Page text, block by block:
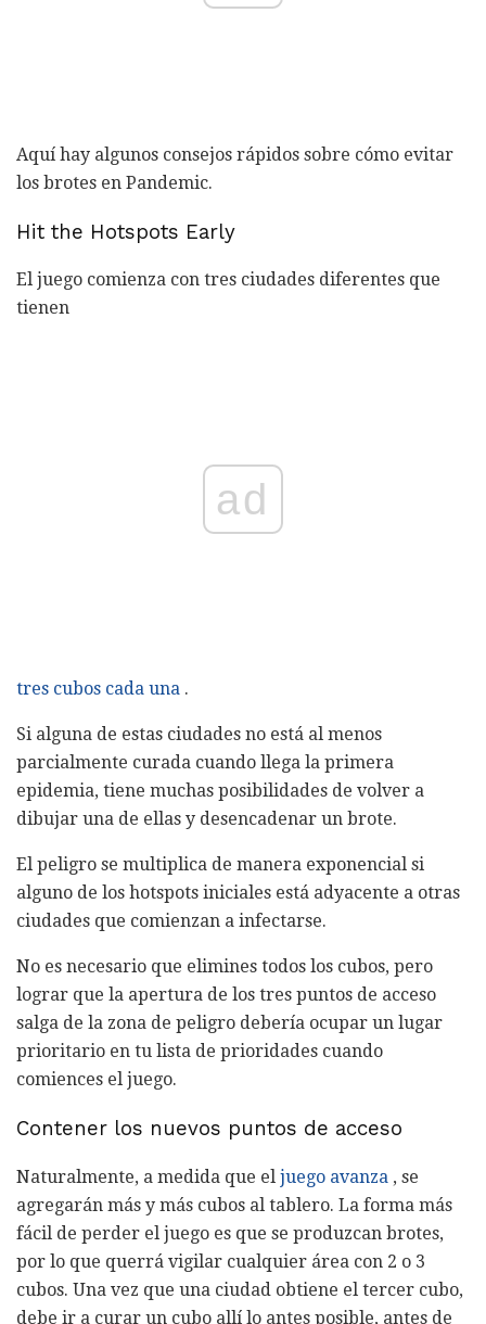
Aquí hay algunos consejos rápidos sobre cómo evitar
los brotes en Pandemic.
Hit the Hotspots Early
El juego comienza con tres ciudades diferentes que
tienen
ad
tres cubos cada una .
Si alguna de estas ciudades no está al menos
parcialmente curada cuando llega la primera
epidemia, tiene muchas posibilidades de volver a
dibujar una de ellas y desencadenar un brote.
El peligro se multiplica de manera exponencial si
alguno de los hotspots iniciales está adyacente a otras
ciudades que comienzan a infectarse.
No es necesario que elimines todos los cubos, pero
lograr que la apertura de los tres puntos de acceso
salga de la zona de peligro debería ocupar un lugar
prioritario en tu lista de prioridades cuando
comiences el juego.
Contener los nuevos puntos de acceso
Naturalmente, a medida que el juego avanza , se
agregarán más y más cubos al tablero. La forma más
fácil de perder el juego es que se produzcan brotes,
por lo que querrá vigilar cualquier área con 2 o 3
cubos. Una vez que una ciudad obtiene el tercer cubo,
debe ir a curar un cubo allí lo antes posible, antes de